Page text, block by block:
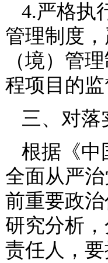
4.严格执
管理制度
（境）管
程项目的
三、对落
根据《中
全面从严
前重要政
研究分析
责任人，